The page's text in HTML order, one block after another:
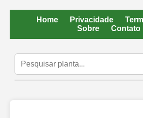
Home Privacidade
Sobre
Contato